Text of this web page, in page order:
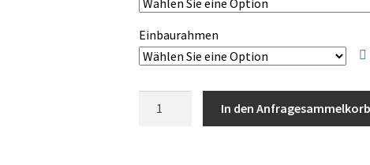
Einbaurahmen
In den Anfragesammelkorb